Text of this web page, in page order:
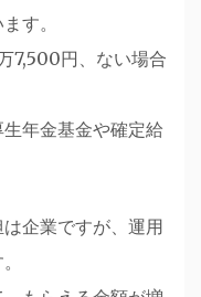
す。
7,500円、ない場合
年金基金や確定給
企業ですが、運用